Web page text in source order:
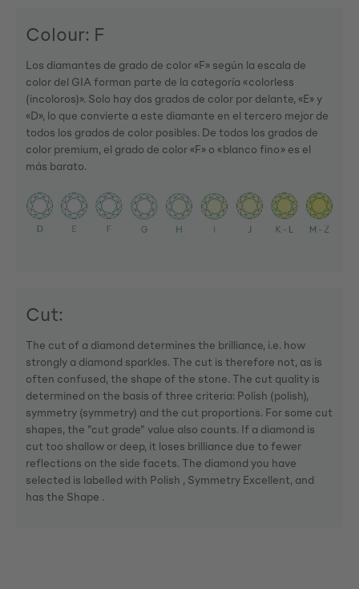
Colour: F
Los diamantes de grado de color «F» según la escala de
color del GIA forman parte de la categoría «colorless
(incoloros)». Solo hay dos grados de color por delante, «E» y
«D», lo que convierte a este diamante en el tercero mejor de
todos los grados de color posibles. De todos los grados de
color premium, el grado de color «F» o «blanco fino» es el
más barato.
Cut:
The cut of a diamond determines the brilliance, i.e. how
strongly a diamond sparkles. The cut is therefore not, as is
often confused, the shape of the stone. The cut quality is
determined on the basis of three criteria: Polish (polish),
symmetry (symmetry) and the cut proportions. For some cut
shapes, the "cut grade" value also counts. If a diamond is
cut too shallow or deep, it loses brilliance due to fewer
reflections on the side facets. The diamond you have
selected is labelled with Polish , Symmetry Excellent, and
has the Shape .